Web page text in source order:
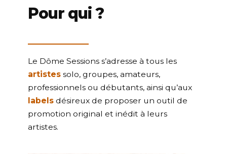
Pour qui ?
Le Dôme Sessions s’adresse à tous les
artistes solo, groupes, amateurs,
professionnels ou débutants, ainsi qu’aux
labels désireux de proposer un outil de
promotion original et inédit à leurs
artistes.